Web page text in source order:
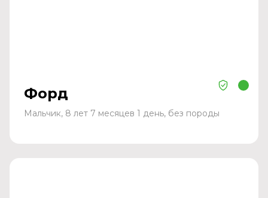
Форд
Мальчик, 8 лет 7 месяцев 1 день, без породы